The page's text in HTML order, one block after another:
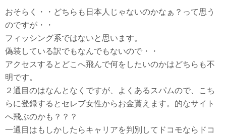
おそらく・・どちらも日本人じゃないのかなぁ？って思う
のですが・・
フィッシング系ではないと思います。
偽装している訳でもなんでもないので・・
アクセスするとどこへ飛んで何をしたいのかはどちらも不
明です。
２通目のはなんとなくですが、よくあるスパムので、こち
らに登録するとセレブ女性からお金貰えます。的なサイト
へ飛ぶのかも？？？
一通目はもしかしたらキャリアを判別してドコモならドコ